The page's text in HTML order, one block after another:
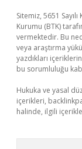
Sitemiz, 5651
Kurumu (BTK)
vermektedir. Bu
veya araştırma
yazdıkları
bu sorumluluğu
Hukuka ve yasal
içerikleri,
halinde, ilgili